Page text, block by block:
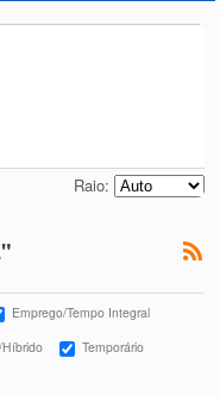
Raio:
Emprego/Tempo Integral
Temporário